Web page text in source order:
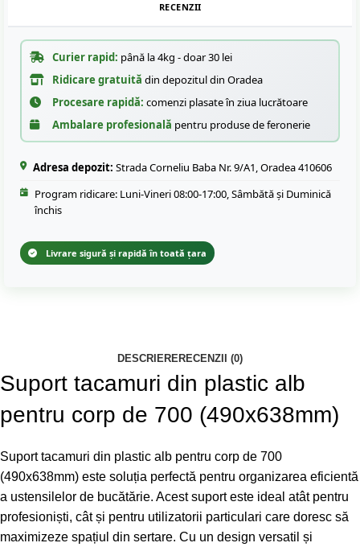
RECENZII
Curier rapid: până la 4kg - doar 30 lei
Ridicare gratuită din depozitul din Oradea
Procesare rapidă: comenzi plasate în ziua lucrătoare
Ambalare profesională pentru produse de feronerie
Adresa depozit: Strada Corneliu Baba Nr. 9/A1, Oradea 410606
Program ridicare: Luni-Vineri 08:00-17:00, Sâmbătă și Duminică
închis
Livrare sigură și rapidă în toată țara
DESCRIERERECENZII (0)
Suport tacamuri din plastic alb
pentru corp de 700 (490x638mm)
Suport tacamuri din plastic alb pentru corp de 700
(490x638mm) este soluția perfectă pentru organizarea eficientă
a ustensilelor de bucătărie. Acest suport este ideal atât pentru
profesioniști, cât și pentru utilizatorii particulari care doresc să
maximizeze spațiul din sertare. Cu un design versatil și